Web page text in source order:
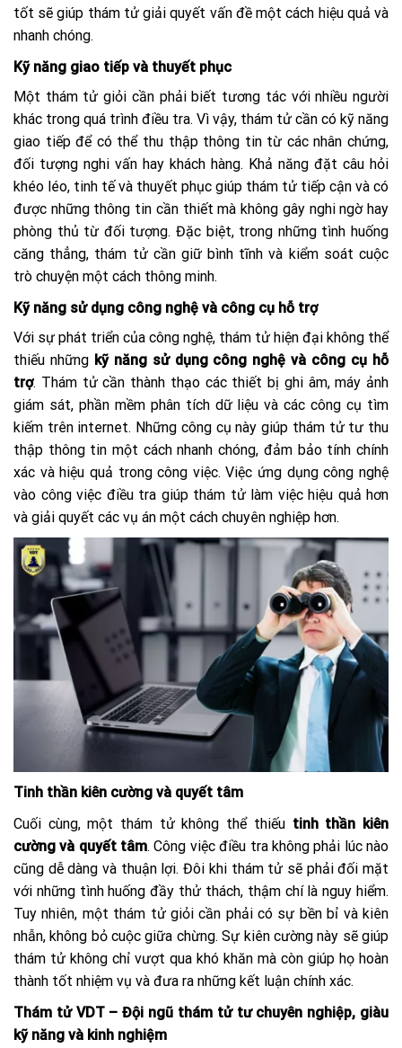
tốt sẽ giúp thám tử giải quyết vấn đề một cách hiệu quả và
nhanh chóng.
Kỹ năng giao tiếp và thuyết phục
Một thám tử giỏi cần phải biết tương tác với nhiều người
khác trong quá trình điều tra. Vì vậy, thám tử cần có kỹ năng
giao tiếp để có thể thu thập thông tin từ các nhân chứng,
đối tượng nghi vấn hay khách hàng. Khả năng đặt câu hỏi
khéo léo, tinh tế và thuyết phục giúp thám tử tiếp cận và có
được những thông tin cần thiết mà không gây nghi ngờ hay
phòng thủ từ đối tượng. Đặc biệt, trong những tình huống
căng thẳng, thám tử cần giữ bình tĩnh và kiểm soát cuộc
trò chuyện một cách thông minh.
Kỹ năng sử dụng công nghệ và công cụ hỗ trợ
Với sự phát triển của công nghệ, thám tử hiện đại không thể
thiếu những kỹ năng sử dụng công nghệ và công cụ hỗ
trợ. Thám tử cần thành thạo các thiết bị ghi âm, máy ảnh
giám sát, phần mềm phân tích dữ liệu và các công cụ tìm
kiếm trên internet. Những công cụ này giúp thám tử tư thu
thập thông tin một cách nhanh chóng, đảm bảo tính chính
xác và hiệu quả trong công việc. Việc ứng dụng công nghệ
vào công việc điều tra giúp thám tử làm việc hiệu quả hơn
và giải quyết các vụ án một cách chuyên nghiệp hơn.
Tinh thần kiên cường và quyết tâm
Cuối cùng, một thám tử không thể thiếu tinh thần kiên
cường và quyết tâm. Công việc điều tra không phải lúc nào
cũng dễ dàng và thuận lợi. Đôi khi thám tử sẽ phải đối mặt
với những tình huống đầy thử thách, thậm chí là nguy hiểm.
Tuy nhiên, một thám tử giỏi cần phải có sự bền bỉ và kiên
nhẫn, không bỏ cuộc giữa chừng. Sự kiên cường này sẽ giúp
thám tử không chỉ vượt qua khó khăn mà còn giúp họ hoàn
thành tốt nhiệm vụ và đưa ra những kết luận chính xác.
Thám tử VDT – Đội ngũ thám tử tư chuyên nghiệp, giàu
kỹ năng và kinh nghiệm